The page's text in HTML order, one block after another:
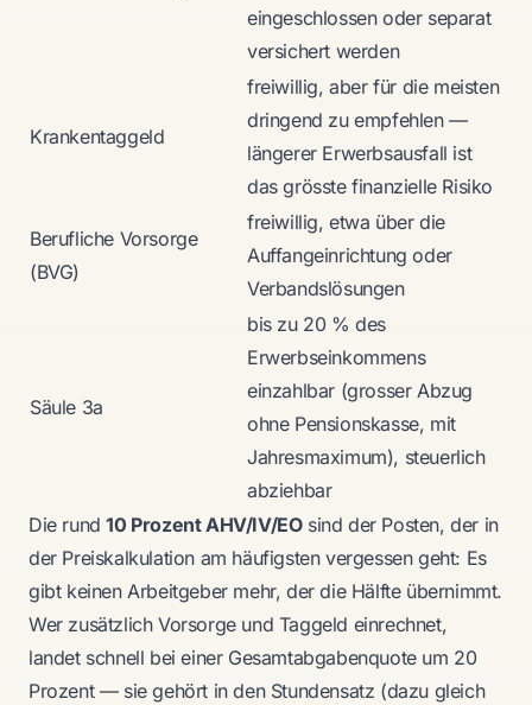
eingeschlossen oder separat
versichert werden
Krankentaggeld
freiwillig, aber für die meisten
dringend zu empfehlen —
längerer Erwerbsausfall ist
das grösste finanzielle Risiko
Berufliche Vorsorge
(BVG)
freiwillig, etwa über die
Auffangeinrichtung oder
Verbandslösungen
Säule 3a
bis zu 20 % des
Erwerbseinkommens
einzahlbar (grosser Abzug
ohne Pensionskasse, mit
Jahresmaximum), steuerlich
abziehbar
Die rund10 Prozent AHV/IV/EOsind der Posten, der in
der Preiskalkulation am häufigsten vergessen geht: Es
gibt keinen Arbeitgeber mehr, der die Hälfte übernimmt.
Wer zusätzlich Vorsorge und Taggeld einrechnet,
landet schnell bei einer Gesamtabgabenquote um 20
Prozent — sie gehört in den Stundensatz (dazu gleich